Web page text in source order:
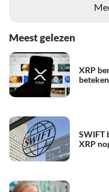
Meest gelezen
XRP
SWIFT
XRP